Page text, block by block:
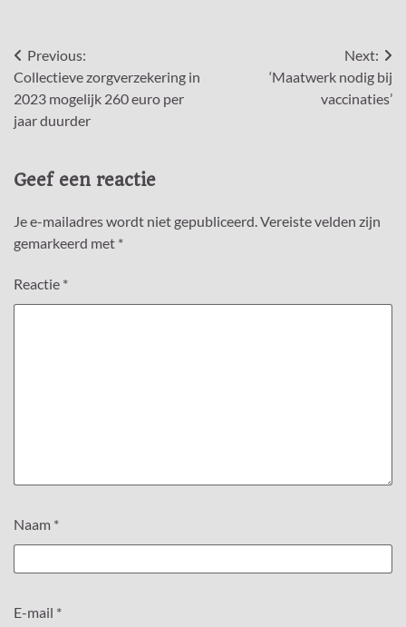
Bericht
navigatie
Previous:
Collectieve zorgverzekering in
2023 mogelijk 260 euro per
jaar duurder
Next:
‘Maatwerk nodig bij
vaccinaties’
Geef een reactie
Je e-mailadres wordt niet gepubliceerd. Vereiste velden zijn
gemarkeerd met *
Reactie *
Naam *
E-mail *